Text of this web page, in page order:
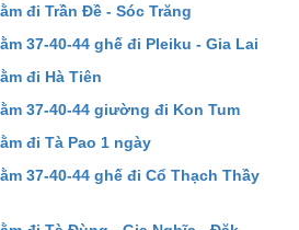
đi Trần Đề - Sóc Trăng
37-40-44 ghế đi Pleiku - Gia Lai
đi Hà Tiên
37-40-44 giường đi Kon Tum
đi Tà Pao 1 ngày
37-40-44 ghế đi Cổ Thạch Thầy